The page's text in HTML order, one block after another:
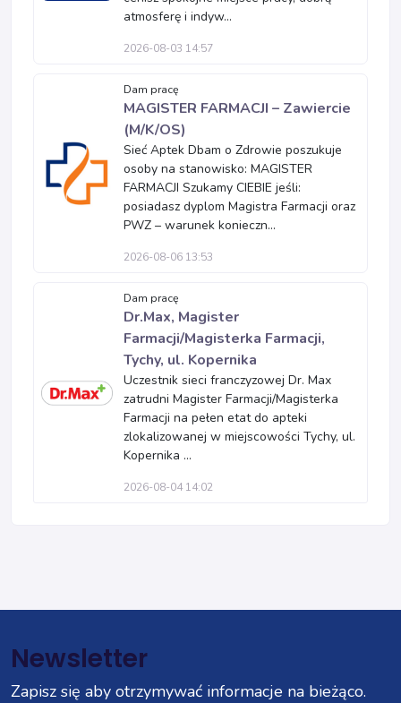
atmosferę i indyw...
2026-08-03 14:57
Dam pracę
MAGISTER FARMACJI – Zawiercie
(M/K/OS)
Sieć Aptek Dbam o Zdrowie poszukuje
osoby na stanowisko: MAGISTER
FARMACJI Szukamy CIEBIE jeśli:
posiadasz dyplom Magistra Farmacji oraz
PWZ – warunek konieczn...
2026-08-06 13:53
Dam pracę
Dr.Max, Magister
Farmacji/Magisterka Farmacji,
Tychy, ul. Kopernika
Uczestnik sieci franczyzowej Dr. Max
zatrudni Magister Farmacji/Magisterka
Farmacji na pełen etat do apteki
zlokalizowanej w miejscowości Tychy, ul.
Kopernika ...
2026-08-04 14:02
Newsletter
Zapisz się aby otrzymywać informacje na bieżąco.